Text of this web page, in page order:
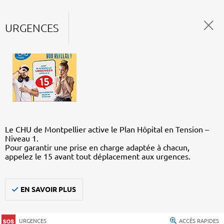
URGENCES
Le CHU de Montpellier active le Plan Hôpital en Tension –
Niveau 1.
Pour garantir une prise en charge adaptée à chacun,
appelez le 15 avant tout déplacement aux urgences.
EN SAVOIR PLUS
URGENCES ACCÈS RAPIDES